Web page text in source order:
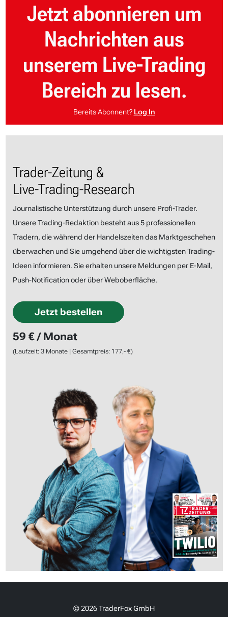
Jetzt abonnieren um
Nachrichten aus
unserem Live-Trading
Bereich zu lesen.
Bereits Abonnent? Log In
Trader-Zeitung &
Live-Trading-Research
Journalistische Unterstützung durch unsere Profi-Trader.
Unsere Trading-Redaktion besteht aus 5 professionellen
Tradern, die während der Handelszeiten das Marktgeschehen
überwachen und Sie umgehend über die wichtigsten Trading-
Ideen informieren. Sie erhalten unsere Meldungen per E-Mail,
Push-Notification oder über Weboberfläche.
Jetzt bestellen
59 € / Monat
(Laufzeit: 3 Monate | Gesamtpreis: 177,- €)
© 2026 TraderFox GmbH